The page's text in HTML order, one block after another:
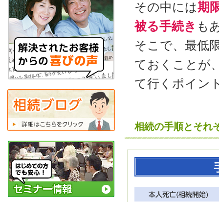
その中には期
被る手続き も
そこで、最低
ておくことが
て行くポイン
相続の手順とそれ